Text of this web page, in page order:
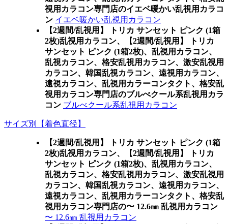
視用カラコン専門店のイエベ暖かい乱視用カラコ
ン イエベ暖かい乱視用カラコン
【2週間/乱視用】 トリカ サンセット ピンク (1箱
2枚)乱視用カラコン、
【2週間/乱視用】 トリカ
サンセット ピンク (1箱2枚)、乱視用カラコン、
乱視カラコン、格安乱視用カラコン、激安乱視用
カラコン、韓国乱視カラコン、遠視用カラコン、
遠視カラコン、乱視用カラーコンタクト、格安乱
視用カラコン専門店のブルべクール系乱視用カラ
コン ブルべクール系乱視用カラコン
サイズ別【着色直径】
【2週間/乱視用】 トリカ サンセット ピンク (1箱
2枚)乱視用カラコン、
【2週間/乱視用】 トリカ
サンセット ピンク (1箱2枚)、乱視用カラコン、
乱視カラコン、格安乱視用カラコン、激安乱視用
カラコン、韓国乱視カラコン、遠視用カラコン、
遠視カラコン、乱視用カラーコンタクト、格安乱
視用カラコン専門店の〜 12.6㎜ 乱視用カラコン
〜 12.6㎜ 乱視用カラコン